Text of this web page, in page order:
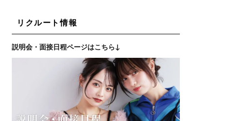
リクルート情報
説明会・面接日程ページはこちら↓